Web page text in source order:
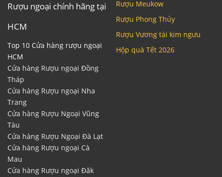
Rượu ngoại chính hãng tại
HCM
Top 10 Cửa hàng rượu ngoại
HCM
Cửa hàng Rượu ngoại Đồng
Tháp
Cửa hàng Rượu ngoại Nha
Trang
Cửa hàng Rượu Ngoại Vũng
Tàu
Cửa hàng Rượu Ngoại Đà Lạt
Cửa hàng Rượu ngoại Cà
Mau
Cửa hàng Rượu ngoại Đăk
Rượu Meukow
Rượu Phong Thủy
Rượu Vương tài kim ngưu
Hộp quà Tết 2026